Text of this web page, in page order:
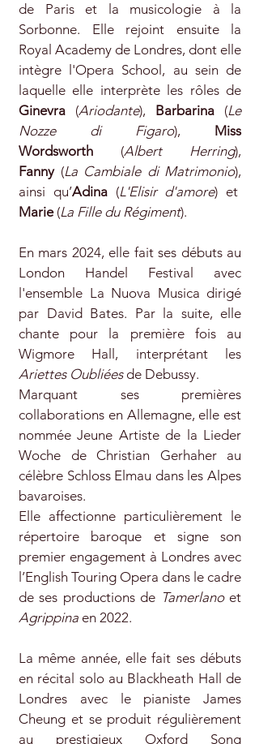
de Paris et la musicologie à la
Sorbonne. Elle rejoint ensuite la
Royal Academy de Londres, dont elle
intègre l'Opera School, au sein de
laquelle elle interprète les rôles de
Ginevra (Ariodante), Barbarina (Le
Nozze di Figaro), Miss
Wordsworth (Albert Herring),
Fanny (La Cambiale di Matrimonio),
ainsi qu’Adina (L'Elisir d'amore) et
Marie (La Fille du Régiment).
En mars 2024, elle fait ses débuts au
London Handel Festival avec
l'ensemble La Nuova Musica dirigé
par David Bates. Par la suite, elle
chante pour la première fois au
Wigmore Hall, interprétant les
Ariettes Oubliéesde Debussy.
Marquant ses premières
collaborations en Allemagne, elle est
nommée Jeune Artiste de la Lieder
Woche de Christian Gerhaher au
célèbre Schloss Elmau dans les Alpes
bavaroises.
Elle affectionne particulièrement le
répertoire baroque et signe son
premier engagement à Londres avec
l’English Touring Opera dans le cadre
de ses productions de Tamerlano et
Agrippina en 2022.
La même année, elle fait ses débuts
en récital solo au Blackheath Hall de
Londres avec le pianiste James
Cheung et se produit régulièrement
au prestigieux Oxford Song